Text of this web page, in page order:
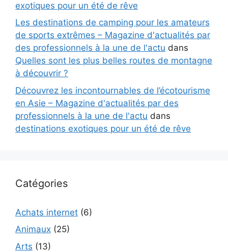
exotiques pour un été de rêve
Les destinations de camping pour les amateurs
de sports extrêmes – Magazine d'actualités par
des professionnels à la une de l'actu dans
Quelles sont les plus belles routes de montagne
à découvrir ?
Découvrez les incontournables de l’écotourisme
en Asie – Magazine d'actualités par des
professionnels à la une de l'actu dans
destinations exotiques pour un été de rêve
Catégories
Achats internet (6)
Animaux (25)
Arts (13)